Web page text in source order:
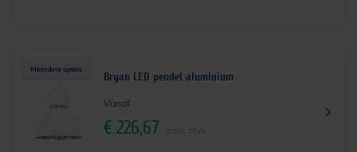
Meerdere opties
Bryan LED pendel aluminium
Vanaf
€226,67